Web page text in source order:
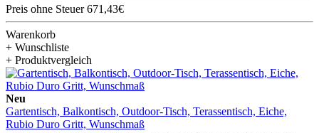
Preis ohne Steuer 671,43€
Warenkorb
+ Wunschliste
+ Produktvergleich
Neu
Gartentisch, Balkontisch, Outdoor-Tisch, Terassentisch, Eiche,
Rubio Duro Gritt, Wunschmaß